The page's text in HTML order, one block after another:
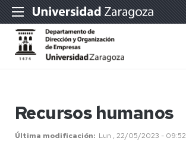
Recursos humanos
Última modificación Lun , 22/05/2023 - 09:52